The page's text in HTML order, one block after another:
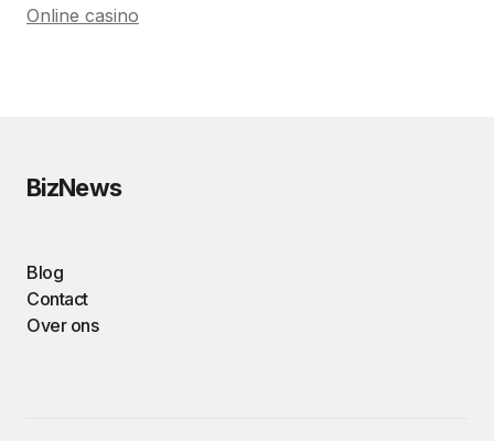
Online casino
BizNews
Blog
Contact
Over ons